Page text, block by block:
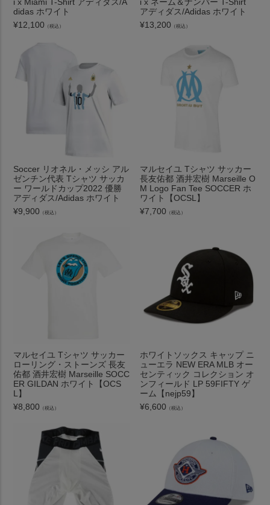
i x Miami T-Shirt アディダス/A
didas ホワイト
¥12,100 （税込）
i x ネーム＆ナンバー T-Shirt
アディダス/Adidas ホワイト
¥13,200 （税込）
Soccer リオネル・メッシ アル
ゼンチン代表 Tシャツ サッカ
ー ワールドカップ2022 優勝
アディダス/Adidas ホワイト
¥9,900 （税込）
マルセイユ Tシャツ サッカー
長友佑都 酒井宏樹 Marseille O
M Logo Fan Tee SOCCER ホ
ワイト【OCSL】
¥7,700 （税込）
マルセイユ Tシャツ サッカー
ローリング・ストーンズ 長友
佑都 酒井宏樹 Marseille SOCC
ER GILDAN ホワイト【OCS
L】
¥8,800 （税込）
ホワイトソックス キャップ ニ
ューエラ NEW ERA MLB オー
センティック コレクション オ
ンフィールド LP 59FIFTY ゲ
ーム【nejp59】
¥6,600 （税込）